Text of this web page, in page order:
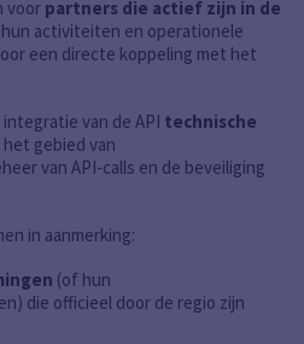
voor partners die actief zijn in de
activiteiten en operationele
een directe koppeling met het
van de API technische
gebied van
van API-calls en de beveiliging
in aanmerking:
(of hun
die officieel door de regio zijn